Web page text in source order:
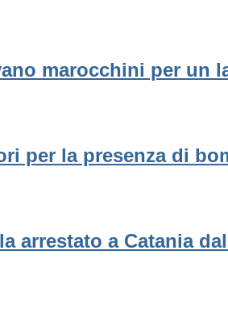
marocchini per un
per la presenza di
arrestato a Catania